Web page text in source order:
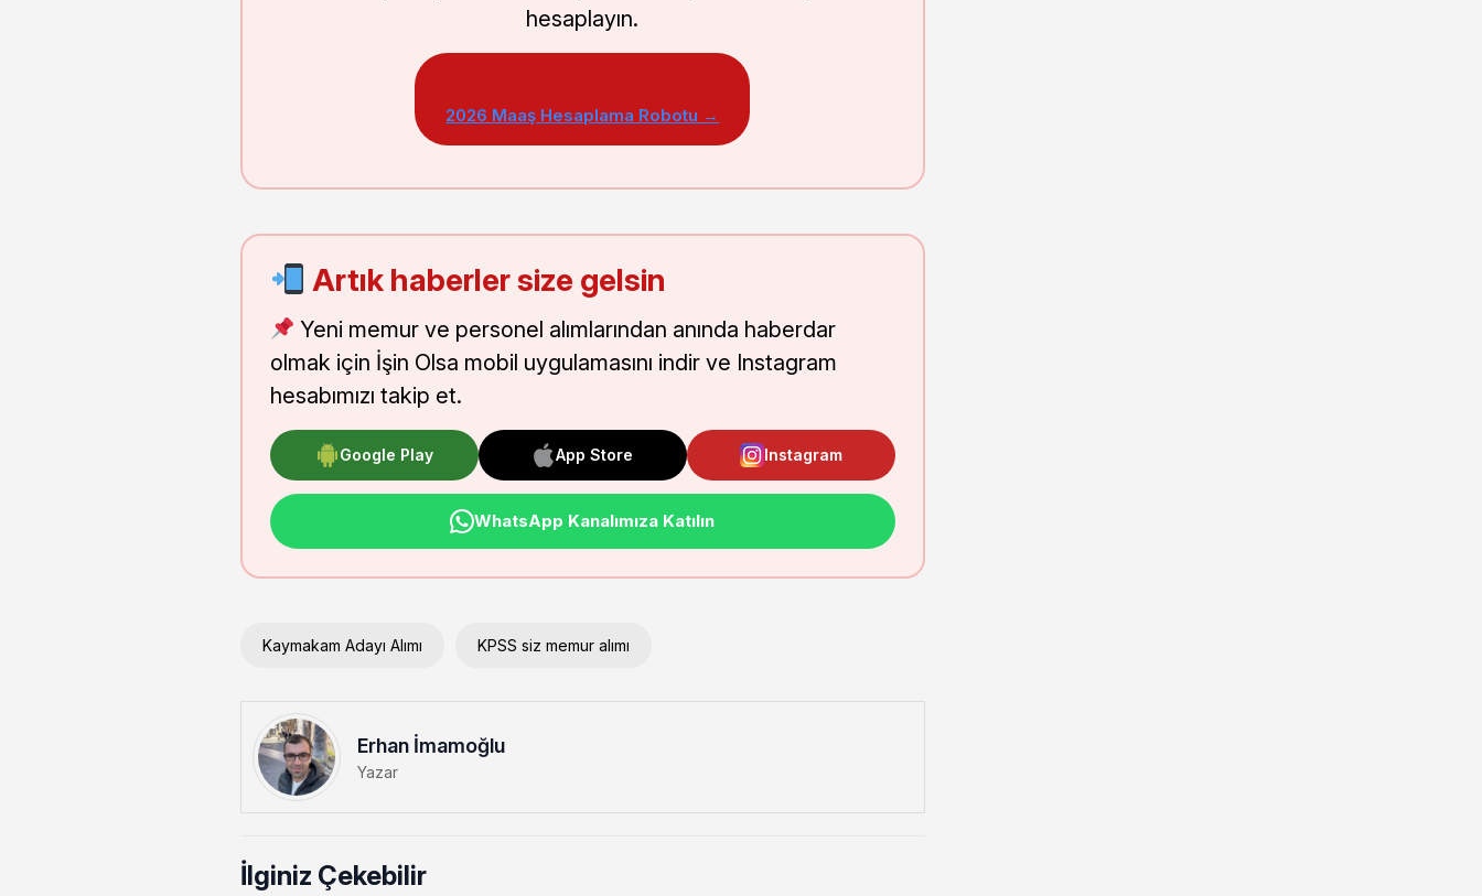
hesaplayın.
2026 Maaş Hesaplama Robotu →
Artık haberler size gelsin
Yeni memur ve personel alımlarından anında haberdar
olmak için İşin Olsa mobil uygulamasını indir ve Instagram
hesabımızı takip et.
Google Play App Store Instagram
WhatsApp Kanalımıza Katılın
Kaymakam Adayı Alımı KPSS siz memur alımı
Erhan İmamoğlu
Yazar
İlginiz Çekebilir